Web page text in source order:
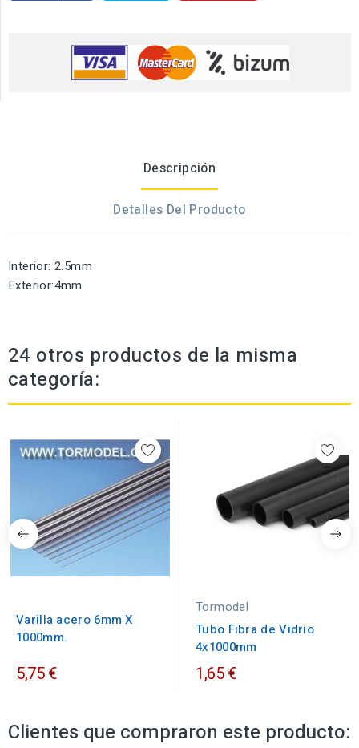
Descripción
Detalles Del Producto
Interior: 2.5mm
Exterior:4mm
24 otros productos de la misma
categoría:
Varilla acero 6mm X
1000mm.
5,75 €
Tormodel
Tubo Fibra de Vidrio
4x1000mm
1,65 €
Clientes que compraron este producto: